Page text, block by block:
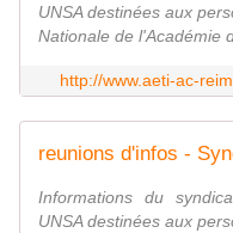
UNSA destinées aux
Nationale de l'Académie
http://www.aeti-ac-
Informations du
UNSA destinées aux